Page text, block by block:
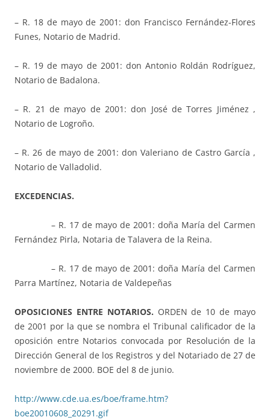
– R. 18 de mayo de 2001: don Francisco Fernández-Flores
Funes, Notario de Madrid.
– R. 19 de mayo de 2001: don Antonio Roldán Rodríguez,
Notario de Badalona.
– R. 21 de mayo de 2001: don José de Torres Jiménez ,
Notario de Logroño.
– R. 26 de mayo de 2001: don Valeriano de Castro García ,
Notario de Valladolid.
EXCEDENCIAS.
– R. 17 de mayo de 2001: doña María del Carmen
Fernández Pirla, Notaria de Talavera de la Reina.
– R. 17 de mayo de 2001: doña María del Carmen
Parra Martínez, Notaria de Valdepeñas
OPOSICIONES ENTRE NOTARIOS. ORDEN de 10 de mayo
de 2001 por la que se nombra el Tribunal calificador de la
oposición entre Notarios convocada por Resolución de la
Dirección General de los Registros y del Notariado de 27 de
noviembre de 2000. BOE del 8 de junio.
http://www.cde.ua.es/boe/frame.htm?
boe20010608_20291.gif